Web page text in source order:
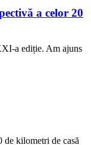
a celor 20
a ediție. Am ajuns
kilometri de casă